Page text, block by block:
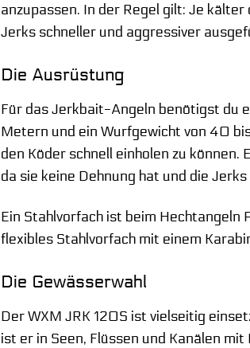
anzupassen. In der Regel gilt: Je
Jerks schneller und aggressiver
Die Ausrüstung
Für das Jerkbait-Angeln benötigst du
Metern und ein Wurfgewicht von 40
den Köder schnell einholen zu
da sie keine Dehnung hat und die
Ein Stahlvorfach ist beim Hechtangeln
flexibles Stahlvorfach mit einem
Die Gewässerwahl
Der WXM JRK 120S ist vielseitig
ist er in Seen, Flüssen und Kanälen